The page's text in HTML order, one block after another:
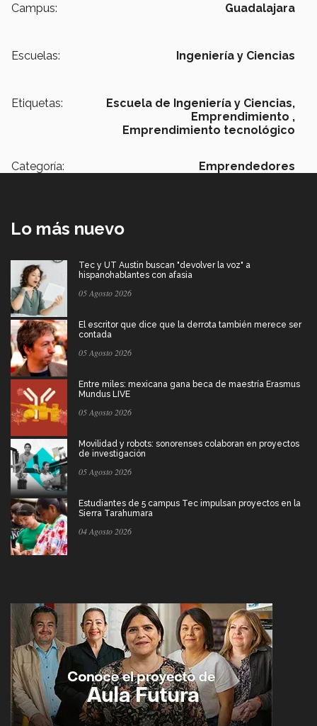
Campus: Guadalajara
Escuelas: Ingeniería y Ciencias
Etiquetas:
Escuela de Ingeniería y Ciencias,
Emprendimiento ,
Emprendimiento tecnológico
Categoría: Emprendedores
Lo más nuevo
Tec y UT Austin buscan "devolver la voz" a
hispanohablantes con afasia
05 Agosto 2026
El escritor que dice que la derrota también merece ser
contada
05 Agosto 2026
Entre miles: mexicana gana beca de maestría Erasmus
Mundus LIVE
05 Agosto 2026
Movilidad y robots: sonorenses colaboran en proyectos
de investigación
05 Agosto 2026
Estudiantes de 5 campus Tec impulsan proyectos en la
Sierra Tarahumara
04 Agosto 2026